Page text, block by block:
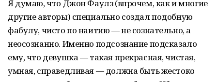
Я думаю, что Джон Фаулз (впрочем, как и многие
другие авторы) специально создал подобную
фабулу, чисто по наитию — не сознательно, а
неосознанно. Именно подсознание подсказало
ему, что девушка — такая прекрасная, чистая,
умная, справедливая — должна быть жестоко